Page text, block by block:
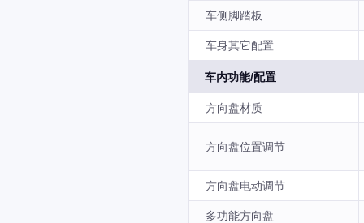
车侧脚踏板
车身其它配置
车内功能/配置
方向盘材质
方向盘位置调节
方向盘电动调节
多功能方向盘